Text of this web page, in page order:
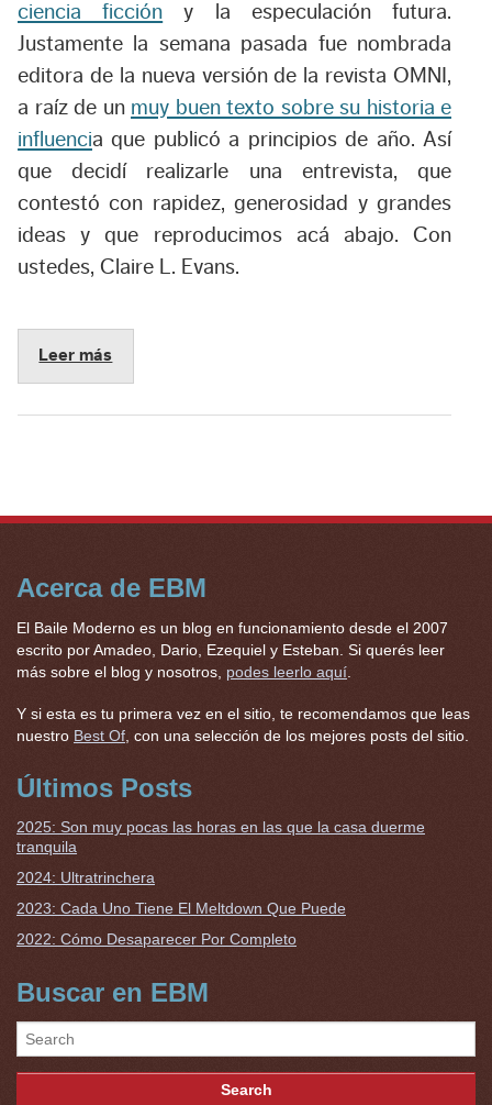
ciencia ficción y la especulación futura.
Justamente la semana pasada fue nombrada
editora de la nueva versión de la revista OMNI,
a raíz de un muy buen texto sobre su historia e
influencia que publicó a principios de año. Así
que decidí realizarle una entrevista, que
contestó con rapidez, generosidad y grandes
ideas y que reproducimos acá abajo. Con
ustedes, Claire L. Evans.
Leer más
Acerca de EBM
El Baile Moderno es un blog en funcionamiento desde el 2007
escrito por Amadeo, Dario, Ezequiel y Esteban. Si querés leer
más sobre el blog y nosotros, podes leerlo aquí.
Y si esta es tu primera vez en el sitio, te recomendamos que leas
nuestro Best Of, con una selección de los mejores posts del sitio.
Últimos Posts
2025: Son muy pocas las horas en las que la casa duerme
tranquila
2024: Ultratrinchera
2023: Cada Uno Tiene El Meltdown Que Puede
2022: Cómo Desaparecer Por Completo
Buscar en EBM